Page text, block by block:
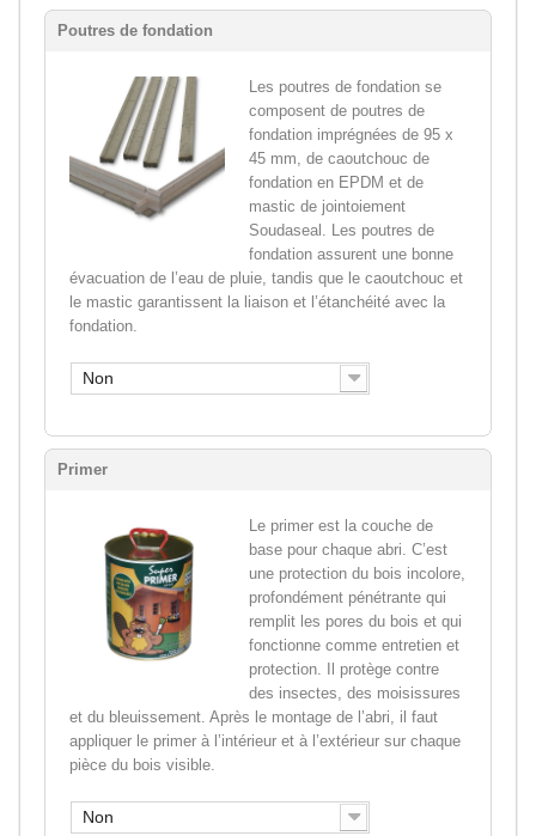
Poutres de fondation
Les poutres de fondation se
composent de poutres de
fondation imprégnées de 95 x
45 mm, de caoutchouc de
fondation en EPDM et de
mastic de jointoiement
Soudaseal. Les poutres de
fondation assurent une bonne
évacuation de l’eau de pluie, tandis que le caoutchouc et
le mastic garantissent la liaison et l’étanchéité avec la
fondation.
Non
Primer
Le primer est la couche de
base pour chaque abri. C’est
une protection du bois incolore,
profondément pénétrante qui
remplit les pores du bois et qui
fonctionne comme entretien et
protection. Il protège contre
des insectes, des moisissures
et du bleuissement. Après le montage de l’abri, il faut
appliquer le primer à l’intérieur et à l’extérieur sur chaque
pièce du bois visible.
Non